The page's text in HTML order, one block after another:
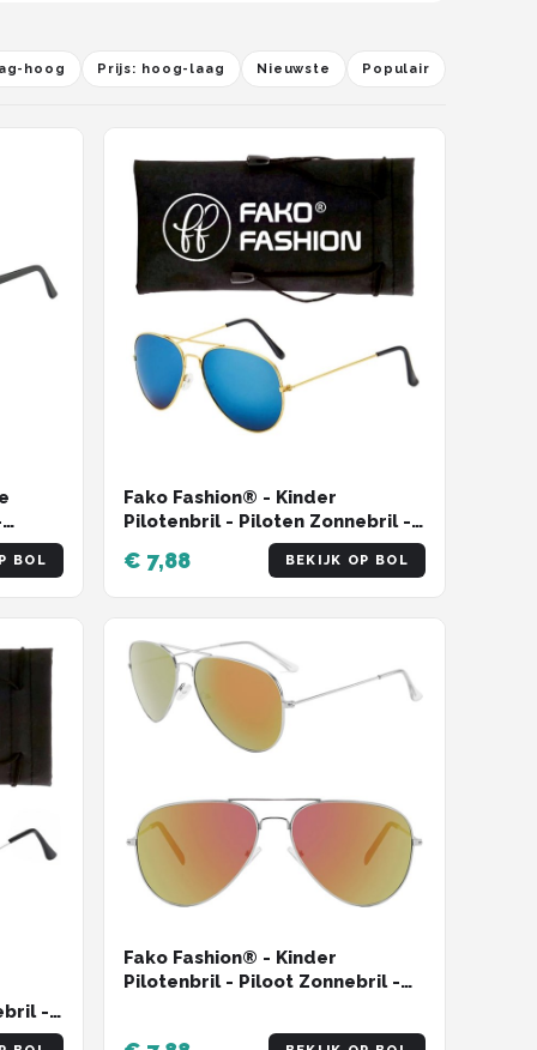
hoog Prijs: hoog-laag Nieuwste Populair
BOL
Fako Fashion® - Kinder
Pilotenbril - Piloten Zonnebril -
€ 7,88 BEKIJK OP BOL
-
Fako Fashion® - Kinder
Pilotenbril - Piloot Zonnebril -
Zonnebril - Zilver - Rood